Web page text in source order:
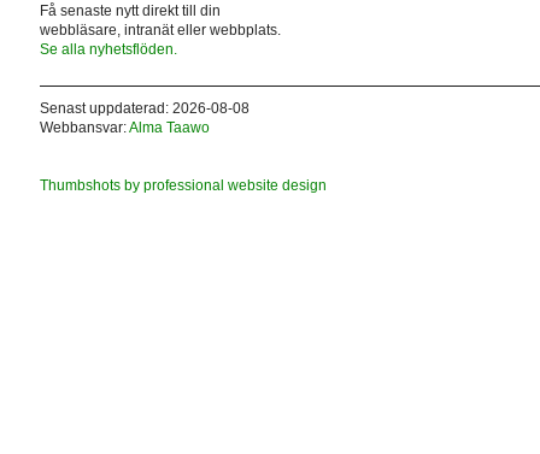
Få senaste nytt direkt till din
webbläsare, intranät eller webbplats.
Se alla nyhetsflöden.
Senast uppdaterad: 2026-08-08
Webbansvar:Alma Taawo
Thumbshots by professional website design